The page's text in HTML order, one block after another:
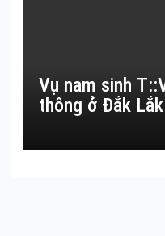
Vụ nam sinh
thông ở Đắk Lắk